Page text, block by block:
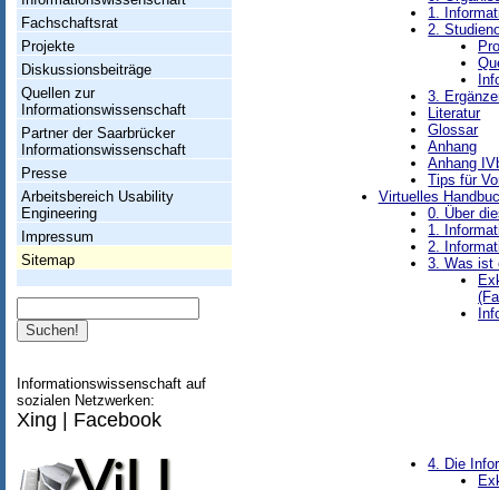
t
u
n
g
I
n
f
o
r
m
a
t
i
n
Fachschaftsrat
Projekte
Diskussionsbeiträge
Quellen zur
Informationswissenschaft
Partner der Saarbrücker
Informationswissenschaft
Presse
Arbeitsbereich Usability
Engineering
Impressum
Sitemap
Informationswissenschaft auf
sozialen Netzwerken:
Xing Facebook
1.
2.
3.
Literatur
Glossar
Anhang
Anhang
Tips für
Virtuelles
0. Über
1.
2.
3. Was ist
4. Die